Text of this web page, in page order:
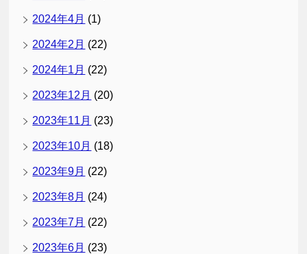
2024年4月 (1)
2024年2月 (22)
2024年1月 (22)
2023年12月 (20)
2023年11月 (23)
2023年10月 (18)
2023年9月 (22)
2023年8月 (24)
2023年7月 (22)
2023年6月 (23)